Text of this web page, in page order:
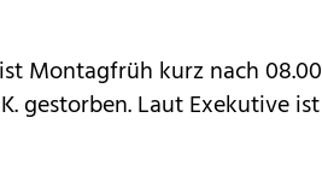
Montagfrüh kurz nach 08.00
gestorben. Laut Exekutive ist